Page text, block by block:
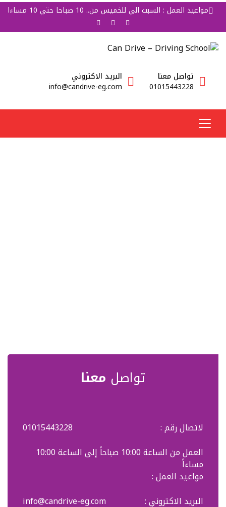
مواعيد العمل : السبت الي للخميس من.. 10 صباحا حتي 10 مساءا
تواصل معنا
01015443228
البريد الاكتروني
info@candrive-eg.com
تواصل معنا
01015443228
لاتصال رقم :
العمل من الساعة 10:00 صباحاً إلى الساعة 10:00
مساءاً
مواعيد العمل :
info@candrive-eg.com
البريد الاكتروني :